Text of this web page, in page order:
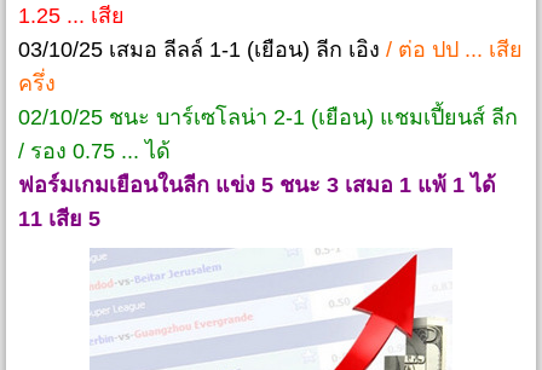
1.25 ... เสีย
03/10/25 เสมอ ลีลล์ 1-1 (เยือน) ลีก เอิง / ต่อ ปป ... เสีย
ครึ่ง
02/10/25 ชนะ บาร์เซโลน่า 2-1 (เยือน) แชมเปี้ยนส์ ลีก
/ รอง 0.75 ... ได้
ฟอร์มเกมเยือนในลีก แข่ง 5 ชนะ 3 เสมอ 1 แพ้ 1 ได้
11 เสีย 5